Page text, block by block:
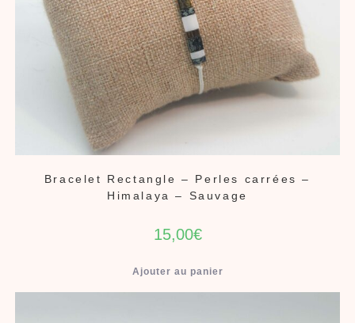
Bracelet Rectangle – Perles carrées –
Himalaya – Sauvage
15,00€
Ajouter au panier